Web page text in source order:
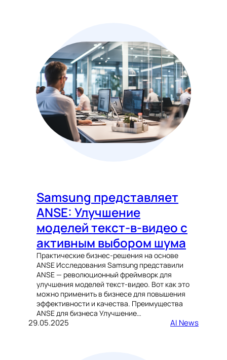
Samsung представляет
ANSE: Улучшение
моделей текст-в-видео с
активным выбором шума
Практические бизнес-решения на основе
ANSE Исследования Samsung представили
ANSE — революционный фреймворк для
улучшения моделей текст-видео. Вот как это
можно применить в бизнесе для повышения
эффективности и качества. Преимущества
ANSE для бизнеса Улучшение…
29.05.2025 AI News